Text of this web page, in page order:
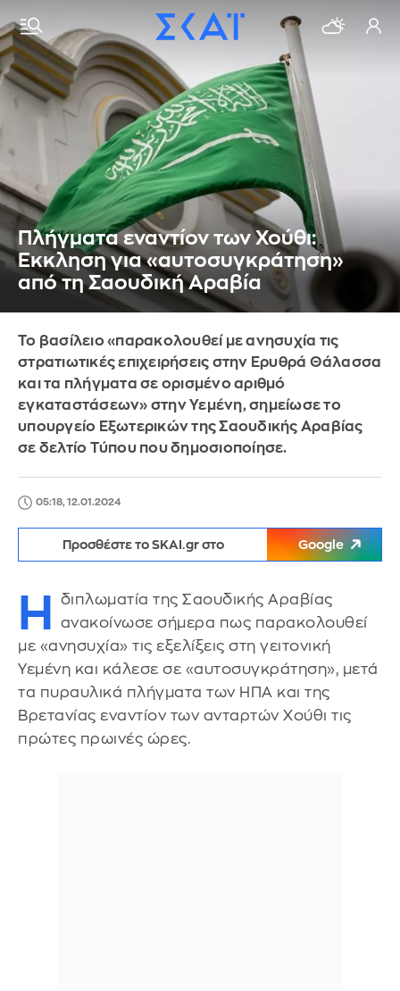
Πλήγματα εναντίον των Χούθι:
Εκκληση για «αυτοσυγκράτηση»
από τη Σαουδική Αραβία
Το βασίλειο «παρακολουθεί με ανησυχία τις
στρατιωτικές επιχειρήσεις στην Ερυθρά Θάλασσα
και τα πλήγματα σε ορισμένο αριθμό
εγκαταστάσεων» στην Υεμένη, σημείωσε το
υπουργείο Εξωτερικών της Σαουδικής Αραβίας
σε δελτίο Τύπου που δημοσιοποίησε.
05:18, 12.01.2024
Προσθέστε το SKAI.gr στο Google
Η
διπλωματία της Σαουδικής Αραβίας
ανακοίνωσε σήμερα πως παρακολουθεί
με «ανησυχία» τις εξελίξεις στη γειτονική
Υεμένη και κάλεσε σε «αυτοσυγκράτηση», μετά
τα πυραυλικά πλήγματα των ΗΠΑ και της
Βρετανίας εναντίον των ανταρτών Χούθι τις
πρώτες πρωινές ώρες.